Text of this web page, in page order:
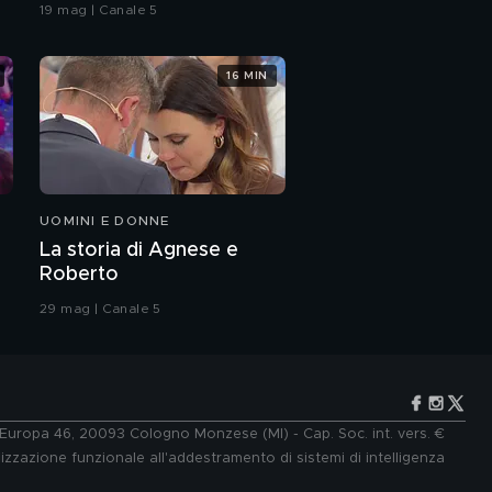
Luigi Strangis: "La mia
vittoria ad Amici"
La vittoria di Luigi
Strangis
diabete ha cambiato la
19 mag | Canale 5
UOMINI E DONNE
La storia di Agnese e
Roberto
29 mag | Canale 5
16 MIN
46, 20093 Cologno Monzese (MI) - Cap. Soc. int. vers. €
funzionale all'addestramento di sistemi di intelligenza